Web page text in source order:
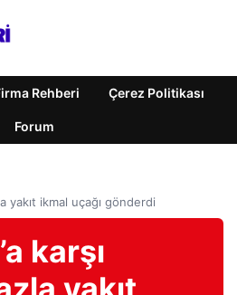
Rehberi Çerez Politikası
Forum
yakıt ikmal uçağı gönderdi
karşı